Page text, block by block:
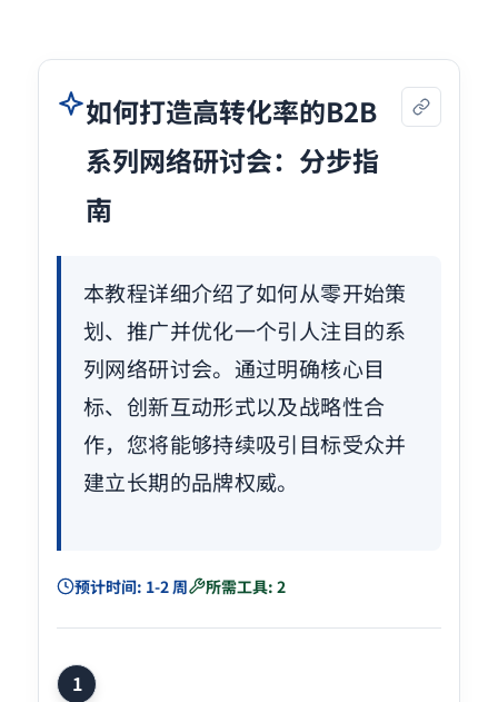
如何打造高转化率的B2B
系列网络研讨会：分步指
南
本教程详细介绍了如何从零开始策
划、推广并优化一个引人注目的系
列网络研讨会。通过明确核心目
标、创新互动形式以及战略性合
作，您将能够持续吸引目标受众并
建立长期的品牌权威。
预计时间: 1-2 周 所需工具: 2
1